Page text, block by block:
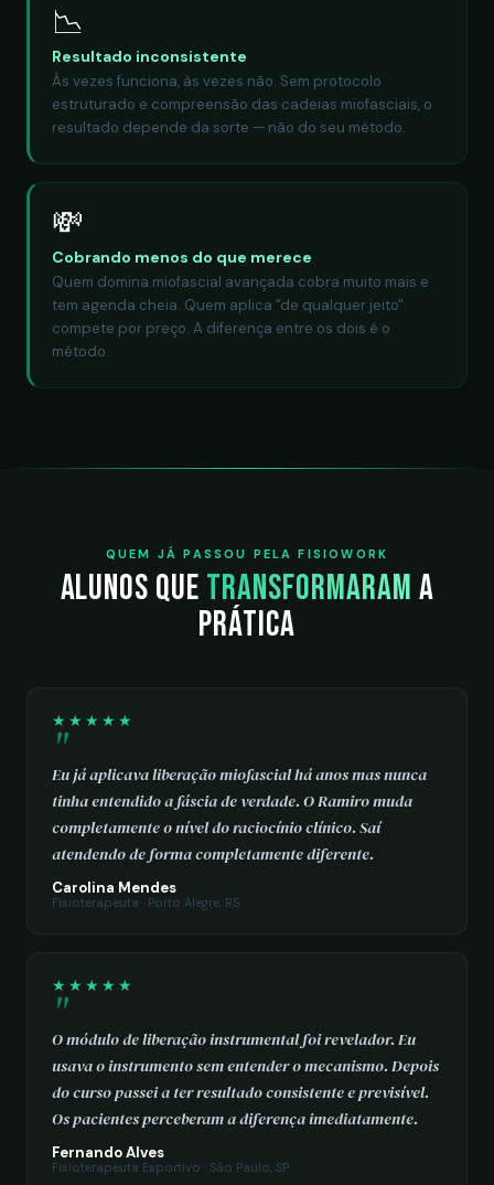
📉
Resultado inconsistente
Às vezes funciona, às vezes não. Sem protocolo
estruturado e compreensão das cadeias miofasciais, o
resultado depende da sorte — não do seu método.
💸
Cobrando menos do que merece
Quem domina miofascial avançada cobra muito mais e
tem agenda cheia. Quem aplica "de qualquer jeito"
compete por preço. A diferença entre os dois é o
método.
QUEM JÁ PASSOU PELA FISIOWORK
Alunos que transformaram a
prática
★★★★★
Eu já aplicava liberação miofascial há anos mas nunca
tinha entendido a fáscia de verdade. O Ramiro muda
completamente o nível do raciocínio clínico. Saí
atendendo de forma completamente diferente.
Carolina Mendes
Fisioterapeuta · Porto Alegre, RS
★★★★★
O módulo de liberação instrumental foi revelador. Eu
usava o instrumento sem entender o mecanismo. Depois
do curso passei a ter resultado consistente e previsível.
Os pacientes perceberam a diferença imediatamente.
Fernando Alves
Fisioterapeuta Esportivo · São Paulo, SP